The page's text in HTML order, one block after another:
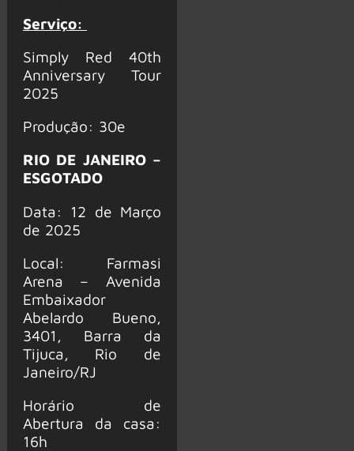
Serviço:
Simply Red 40th
Anniversary Tour
2025
Produção: 30e
RIO DE JANEIRO –
ESGOTADO
Data: 12 de Março
de 2025
Local: Farmasi
Arena – Avenida
Embaixador
Abelardo Bueno,
3401, Barra da
Tijuca, Rio de
Janeiro/RJ
Horário de
Abertura da casa:
16h